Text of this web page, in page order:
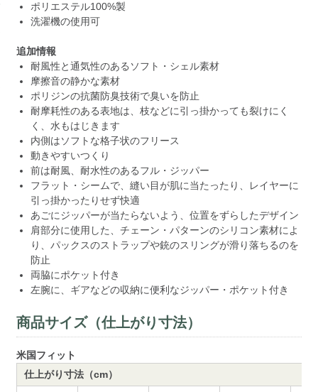
ポリエステル100%製
洗濯機の使用可
追加情報
耐風性と通気性のあるソフト・シェル素材
摩擦音の静かな素材
ポリジンの抗菌防臭技術で臭いを防止
耐摩耗性のある表地は、枝などに引っ掛かっても裂けにく
く、水もはじきます
内側はソフトな格子状のフリース
動きやすいつくり
前は耐風、耐水性のあるフル・ジッパー
フラット・シームで、縫い目が肌に当たったり、レイヤーに
引っ掛かったりせず快適
あごにジッパーが当たらないよう、位置をずらしたデザイン
肩部分に使用した、チェーン・パターンのシリコン素材によ
り、パックスのストラップや銃のスリングが滑り落ちるのを
防止
両脇にポケット付き
左腕に、ギアなどの収納に便利なジッパー・ポケット付き
商品サイズ（仕上がり寸法）
米国フィット
仕上がり寸法（cm）